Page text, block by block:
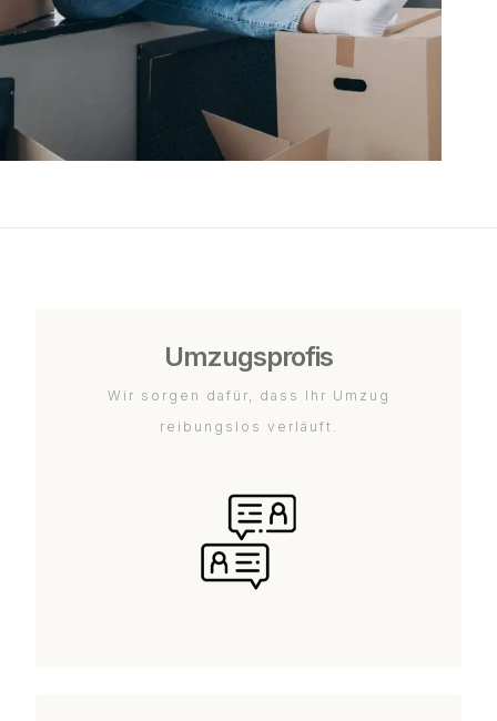
Umzugsprofis
Wir sorgen dafür, dass Ihr Umzug
reibungslos verläuft.